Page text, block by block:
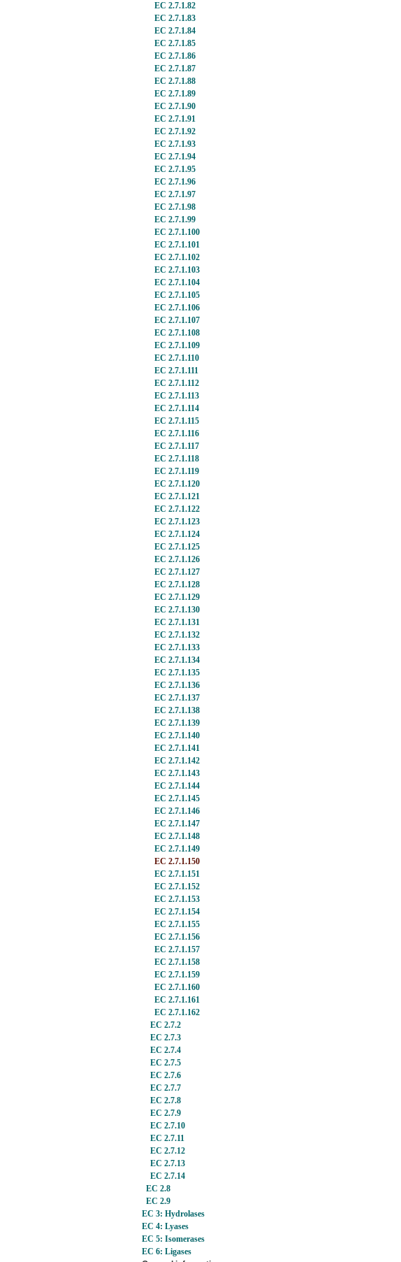
EC 2.7.1.82
EC 2.7.1.83
EC 2.7.1.84
EC 2.7.1.85
EC 2.7.1.86
EC 2.7.1.87
EC 2.7.1.88
EC 2.7.1.89
EC 2.7.1.90
EC 2.7.1.91
EC 2.7.1.92
EC 2.7.1.93
EC 2.7.1.94
EC 2.7.1.95
EC 2.7.1.96
EC 2.7.1.97
EC 2.7.1.98
EC 2.7.1.99
EC 2.7.1.100
EC 2.7.1.101
EC 2.7.1.102
EC 2.7.1.103
EC 2.7.1.104
EC 2.7.1.105
EC 2.7.1.106
EC 2.7.1.107
EC 2.7.1.108
EC 2.7.1.109
EC 2.7.1.110
EC 2.7.1.111
EC 2.7.1.112
EC 2.7.1.113
EC 2.7.1.114
EC 2.7.1.115
EC 2.7.1.116
EC 2.7.1.117
EC 2.7.1.118
EC 2.7.1.119
EC 2.7.1.120
EC 2.7.1.121
EC 2.7.1.122
EC 2.7.1.123
EC 2.7.1.124
EC 2.7.1.125
EC 2.7.1.126
EC 2.7.1.127
EC 2.7.1.128
EC 2.7.1.129
EC 2.7.1.130
EC 2.7.1.131
EC 2.7.1.132
EC 2.7.1.133
EC 2.7.1.134
EC 2.7.1.135
EC 2.7.1.136
EC 2.7.1.137
EC 2.7.1.138
EC 2.7.1.139
EC 2.7.1.140
EC 2.7.1.141
EC 2.7.1.142
EC 2.7.1.143
EC 2.7.1.144
EC 2.7.1.145
EC 2.7.1.146
EC 2.7.1.147
EC 2.7.1.148
EC 2.7.1.149
EC 2.7.1.150
EC 2.7.1.151
EC 2.7.1.152
EC 2.7.1.153
EC 2.7.1.154
EC 2.7.1.155
EC 2.7.1.156
EC 2.7.1.157
EC 2.7.1.158
EC 2.7.1.159
EC 2.7.1.160
EC 2.7.1.161
EC 2.7.1.162
EC 2.7.2
EC 2.7.3
EC 2.7.4
EC 2.7.5
EC 2.7.6
EC 2.7.7
EC 2.7.8
EC 2.7.9
EC 2.7.10
EC 2.7.11
EC 2.7.12
EC 2.7.13
EC 2.7.14
EC 2.8
EC 2.9
EC 3: Hydrolases
EC 4: Lyases
EC 5: Isomerases
EC 6: Ligases